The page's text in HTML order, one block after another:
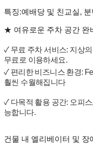
아
뉴
신
규
노
제
사
이
무
료
특징:예배당 및 친교실,
★ 여유로운 주차 공간 완
✓ 무료 주차 서비스: 지상의
무료로 이용하세요.
✓ 편리한 비즈니스 환경:
훨씬 수월해집니다
✓ 다목적 활용 공간: 오피스,
능합니다.
건물 내 엘리베이터 및 장